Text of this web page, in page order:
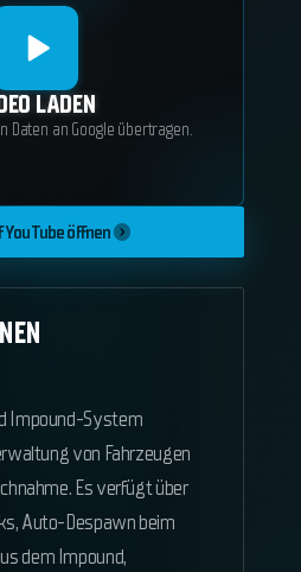
LADEN
Daten an Google übertragen.
YouTube öffnen
Impound-System
von Fahrzeugen
Es verfügt über
Auto-Despawn beim
dem Impound,